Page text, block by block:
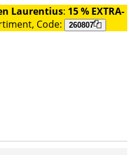
Laurentius: 15 % EXTRA-
Code: 260807